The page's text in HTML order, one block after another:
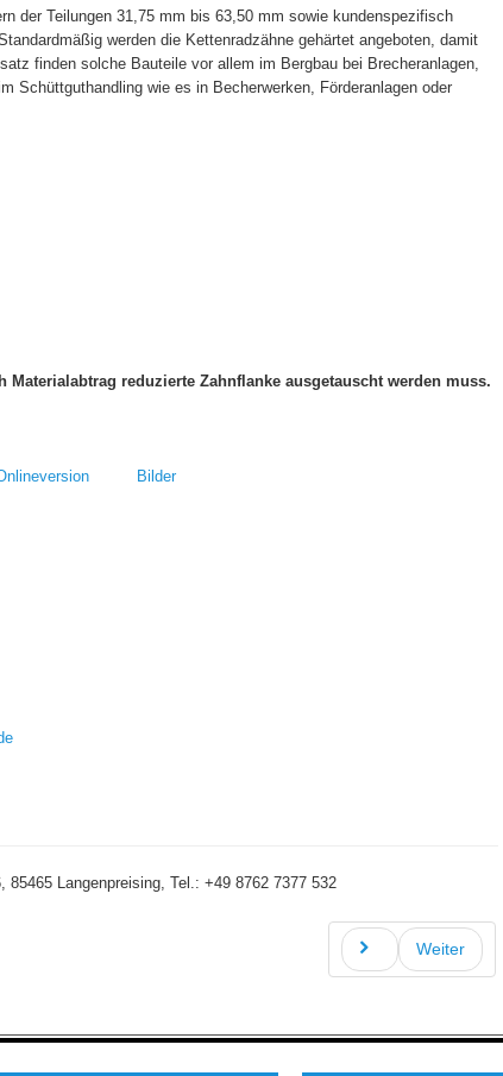
der Teilungen 31,75 mm bis 63,50 mm sowie kundenspezifisch
werden die Kettenradzähne gehärtet angeboten, damit
finden solche Bauteile vor allem im Bergbau bei Brecheranlagen,
Schüttguthandling wie es in Becherwerken, Förderanlagen oder
reduzierte Zahnflanke ausgetauscht werden muss.
Bilder
7307-100
Langenpreising, Tel.: +49 8762 7377 532
Weiter